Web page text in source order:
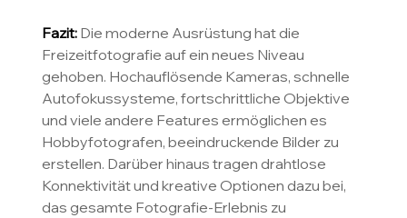
Fazit: Die moderne Ausrüstung hat die
Freizeitfotografie auf ein neues Niveau
gehoben. Hochauflösende Kameras, schnelle
Autofokussysteme, fortschrittliche Objektive
und viele andere Features ermöglichen es
Hobbyfotografen, beeindruckende Bilder zu
erstellen. Darüber hinaus tragen drahtlose
Konnektivität und kreative Optionen dazu bei,
das gesamte Fotografie-Erlebnis zu